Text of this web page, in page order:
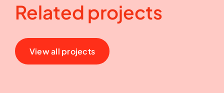
Related projects
View all projects